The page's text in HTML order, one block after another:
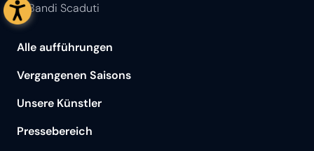
Bandi Scaduti
Alle aufführungen
Vergangenen Saisons
Unsere Künstler
Pressebereich